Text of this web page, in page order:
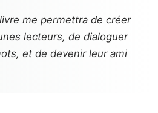
me permettra de créer
lecteurs, de dialoguer
et de devenir leur ami